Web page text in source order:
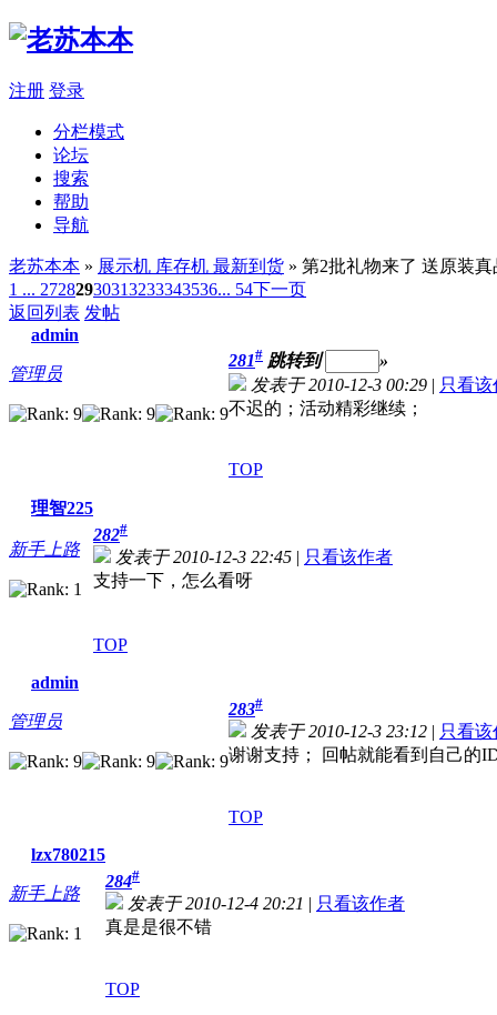
注册 登录
分栏模式
论坛
搜索
帮助
导航
老苏本本 » 展示机 库存机 最新到货 » 第2批礼物来了 送原装
1 ... 27282930313233343536... 54下一页
返回列表 发帖
admin
管理员
281# 跳转到
»
发表于 2010-12-3 00:29 | 只看该
不迟的；活动精彩继续；
TOP
理智225
新手上路
282#
发表于 2010-12-3 22:45 | 只看该作者
支持一下，怎么看呀
TOP
admin
管理员
283#
发表于 2010-12-3 23:12 | 只看该
谢谢支持； 回帖就能看到自己的
TOP
lzx780215
新手上路
284#
发表于 2010-12-4 20:21 | 只看该作者
真是是很不错
TOP